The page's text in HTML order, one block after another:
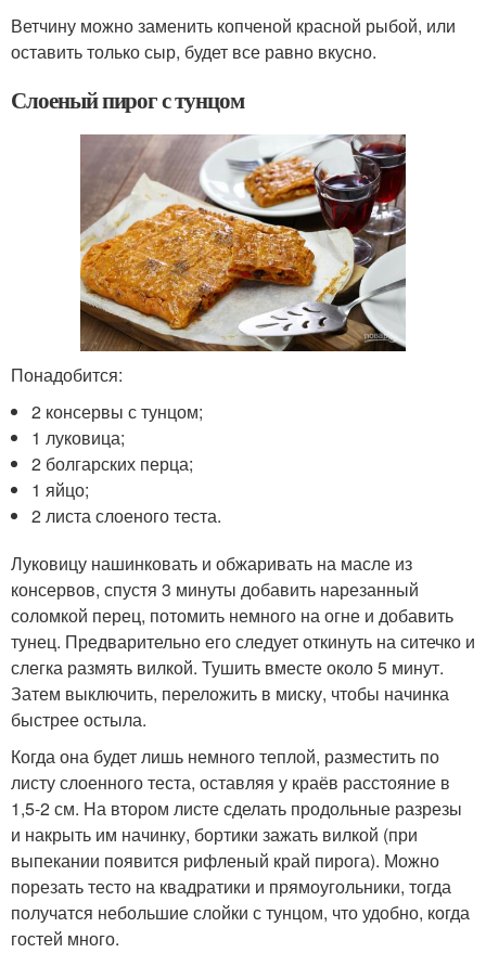
Ветчину можно заменить копченой красной рыбой, или
оставить только сыр, будет все равно вкусно.
Слоеный пирог с тунцом
Понадобится:
2 консервы с тунцом;
1 луковица;
2 болгарских перца;
1 яйцо;
2 листа слоеного теста.
Луковицу нашинковать и обжаривать на масле из
консервов, спустя 3 минуты добавить нарезанный
соломкой перец, потомить немного на огне и добавить
тунец. Предварительно его следует откинуть на ситечко и
слегка размять вилкой. Тушить вместе около 5 минут.
Затем выключить, переложить в миску, чтобы начинка
быстрее остыла.
Когда она будет лишь немного теплой, разместить по
листу слоенного теста, оставляя у краёв расстояние в
1,5-2 см. На втором листе сделать продольные разрезы
и накрыть им начинку, бортики зажать вилкой (при
выпекании появится рифленый край пирога). Можно
порезать тесто на квадратики и прямоугольники, тогда
получатся небольшие слойки с тунцом, что удобно, когда
гостей много.